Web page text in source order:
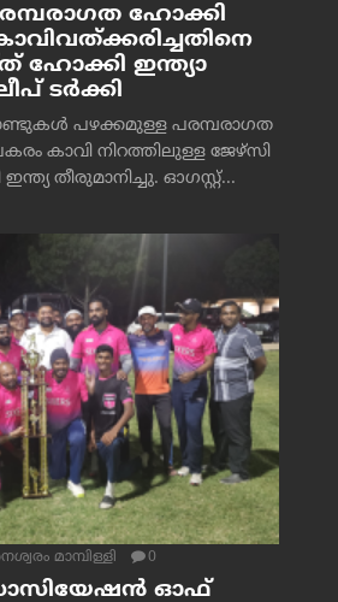
ഹോക്കി
ഹോക്കി ഇന്ത്യാ
ടര്‍ക്കി
പഴക്കമുള്ള പരമ്പരാഗത
പകരം കാവി നിറത്തിലുള്ള ജേഴ്‌സി
തീരുമാനിച്ചു. ഓഗസ്റ്റ്...
മാമ്പിള്ളി 0
ഓഫ്